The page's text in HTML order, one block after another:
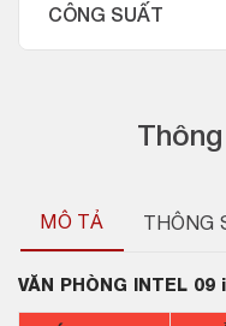
MÔ TẢ THÔNG
VĂN PHÒNG INTEL
CÔNG SUẤT